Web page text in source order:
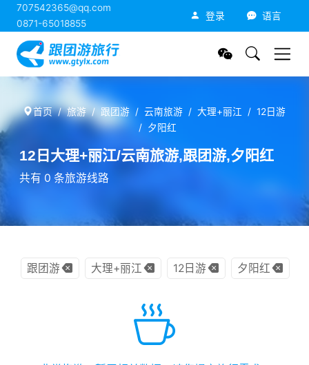
707542365@qq.com
0871-65018855
登录 语言
首页 旅游 跟团游 云南旅游 大理+丽江
12日游
夕阳红
12日大理+丽江/云南旅游,跟团游,夕阳红
共有 0 条旅游线路
跟团游 大理+丽江 12日游 夕阳红